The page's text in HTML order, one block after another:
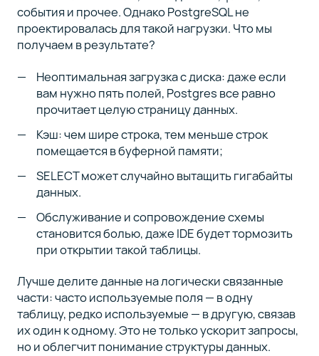
события и прочее. Однако PostgreSQL не
проектировалась для такой нагрузки. Что мы
получаем в результате?
Неоптимальная загрузка с диска: даже если
вам нужно пять полей, Postgres все равно
прочитает целую страницу данных.
Кэш: чем шире строка, тем меньше строк
помещается в буферной памяти;
SELECT может случайно вытащить гигабайты
данных.
Обслуживание и сопровождение схемы
становится болью, даже IDE будет тормозить
при открытии такой таблицы.
Лучше делите данные на логически связанные
части: часто используемые поля — в одну
таблицу, редко используемые — в другую, связав
их один к одному. Это не только ускорит запросы,
но и облегчит понимание структуры данных.